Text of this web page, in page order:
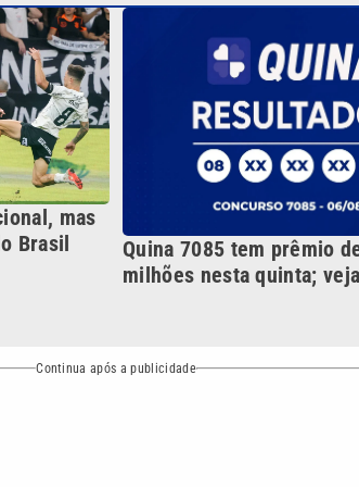
Continua após a publicidade
Mundo
Variedades